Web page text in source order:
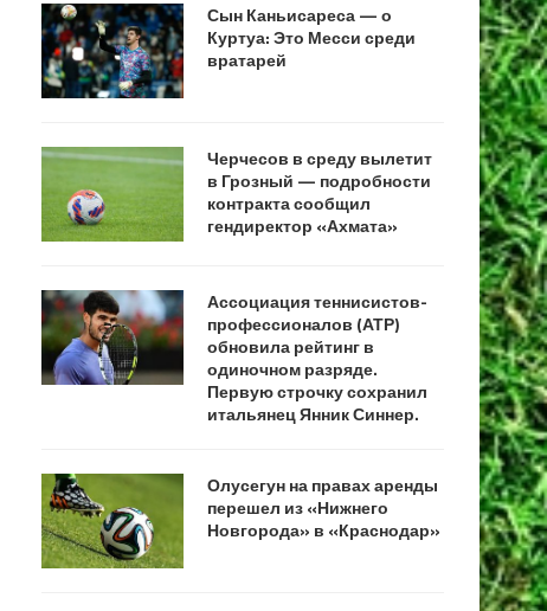
Сын Каньисареса — о
Куртуа: Это Месси среди
вратарей
Черчесов в среду вылетит
в Грозный — подробности
контракта сообщил
гендиректор «Ахмата»
Ассоциация теннисистов-
профессионалов (АТР)
обновила рейтинг в
одиночном разряде.
Первую строчку сохранил
итальянец Янник Синнер.
Олусегун на правах аренды
перешел из «Нижнего
Новгорода» в «Краснодар»